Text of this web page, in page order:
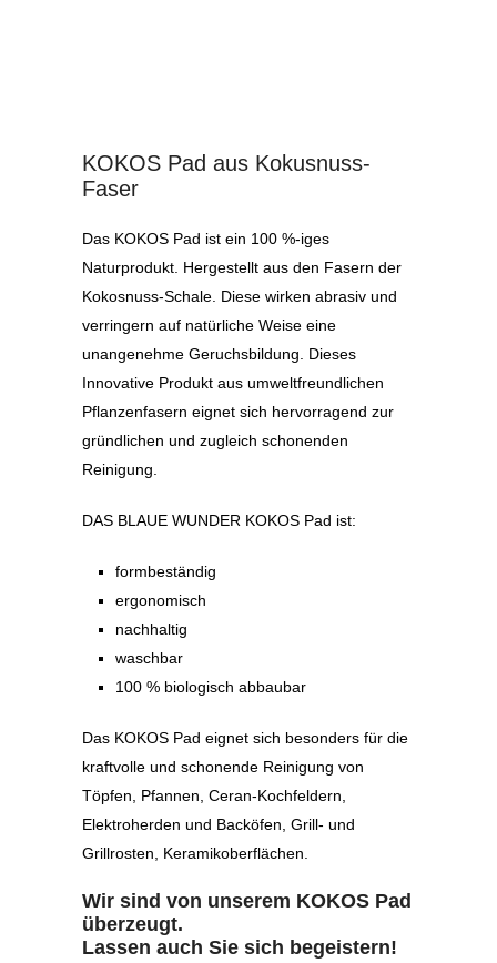
KOKOS Pad aus Kokusnuss-
Faser
Das KOKOS Pad ist ein 100 %-iges
Naturprodukt. Hergestellt aus den Fasern der
Kokosnuss-Schale. Diese wirken abrasiv und
verringern auf natürliche Weise eine
unangenehme Geruchsbildung. Dieses
Innovative Produkt aus umweltfreundlichen
Pflanzenfasern eignet sich hervorragend zur
gründlichen und zugleich schonenden
Reinigung.
DAS BLAUE WUNDER KOKOS Pad ist:
formbeständig
ergonomisch
nachhaltig
waschbar
100 % biologisch abbaubar
Das KOKOS Pad eignet sich besonders für die
kraftvolle und schonende Reinigung von
Töpfen, Pfannen, Ceran-Kochfeldern,
Elektroherden und Backöfen, Grill- und
Grillrosten, Keramikoberflächen.
Wir sind von unserem KOKOS Pad
überzeugt.
Lassen auch Sie sich begeistern!